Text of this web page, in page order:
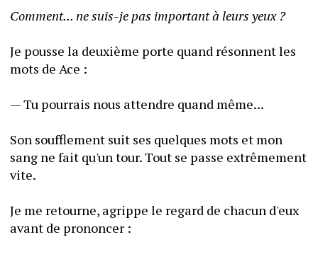
Comment... ne suis-je pas important à leurs yeux ?
Je pousse la deuxième porte quand résonnent les
mots de Ace :
— Tu pourrais nous attendre quand même...
Son soufflement suit ses quelques mots et mon
sang ne fait qu'un tour. Tout se passe extrêmement
vite.
Je me retourne, agrippe le regard de chacun d'eux
avant de prononcer :